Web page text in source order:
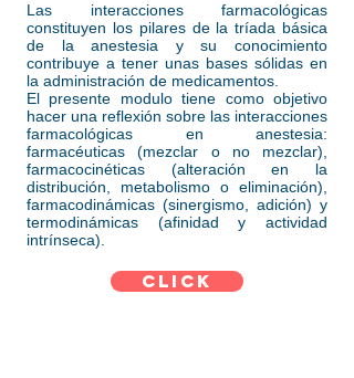
Las interacciones farmacológicas
constituyen los pilares de la tríada básica
de la anestesia y su conocimiento
contribuye a tener unas bases sólidas en
la administración de medicamentos.
El presente modulo tiene como objetivo
hacer una reflexión sobre las interacciones
farmacológicas en anestesia:
farmacéuticas (mezclar o no mezclar),
farmacocinéticas (alteración en la
distribución, metabolismo o eliminación),
farmacodinámicas (sinergismo, adición) y
termodinámicas (afinidad y actividad
intrínseca).
CLICK